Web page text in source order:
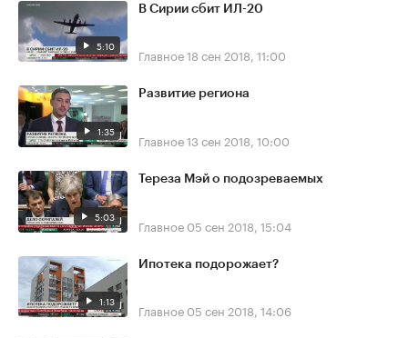
5:10
В Сирии сбит ИЛ-20
Главное18 сен 2018, 11:00
1:35
Развитие региона
Главное13 сен 2018, 10:00
5:03
Тереза Мэй о подозреваемых
Главное 05 сен 2018, 15:04
1:13
Ипотека подорожает?
Главное 05 сен 2018, 14:06